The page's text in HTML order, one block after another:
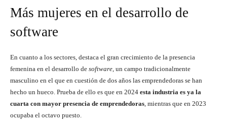
Más mujeres en el desarrollo de
software
En cuanto a los sectores, destaca el gran crecimiento de la presencia
femenina en el desarrollo de software , un campo tradicionalmente
masculino en el que en cuestión de dos años las emprendedoras se han
hecho un hueco. Prueba de ello es que en 2024 esta industria es ya la
cuarta con mayor presencia de emprendedoras , mientras que en 2023
ocupaba el octavo puesto.